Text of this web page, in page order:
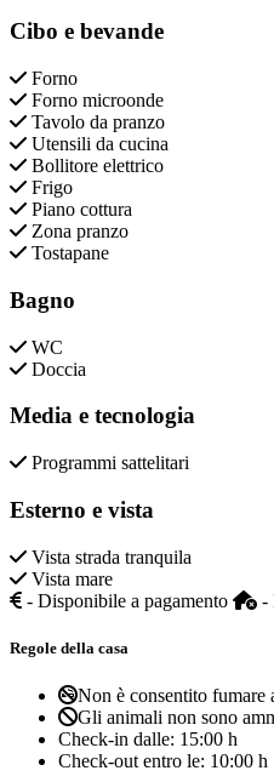
Cibo e bevande
Forno
Forno microonde
Tavolo da pranzo
Utensili da cucina
Bollitore elettrico
Frigo
Piano cottura
Zona pranzo
Tostapane
Bagno
WC
Doccia
Media e tecnologia
Programmi sattelitari
Esterno e vista
Vista strada tranquila
Vista mare
- Disponibile a pagamento
-
Regole della casa
Non è consentito fumare
Gli animali non sono
Check-in dalle: 15:00 h
Check-out entro le: 10:00 h